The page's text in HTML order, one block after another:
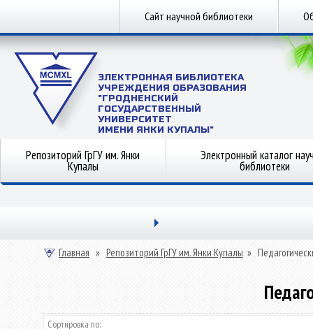
Сайт научной библиотеки
ЭЛЕКТРОННАЯ БИБЛИОТЕКА
УЧРЕЖДЕНИЯ ОБРАЗОВАНИЯ
"ГРОДНЕНСКИЙ
ГОСУДАРСТВЕННЫЙ
УНИВЕРСИТЕТ
ИМЕНИ ЯНКИ КУПАЛЫ"
Репозиторий ГрГУ им. Янки
Купалы
Электронный каталог
библиотеки
Главная » Репозиторий ГрГУ им. Янки Купалы »
Сортировка по: